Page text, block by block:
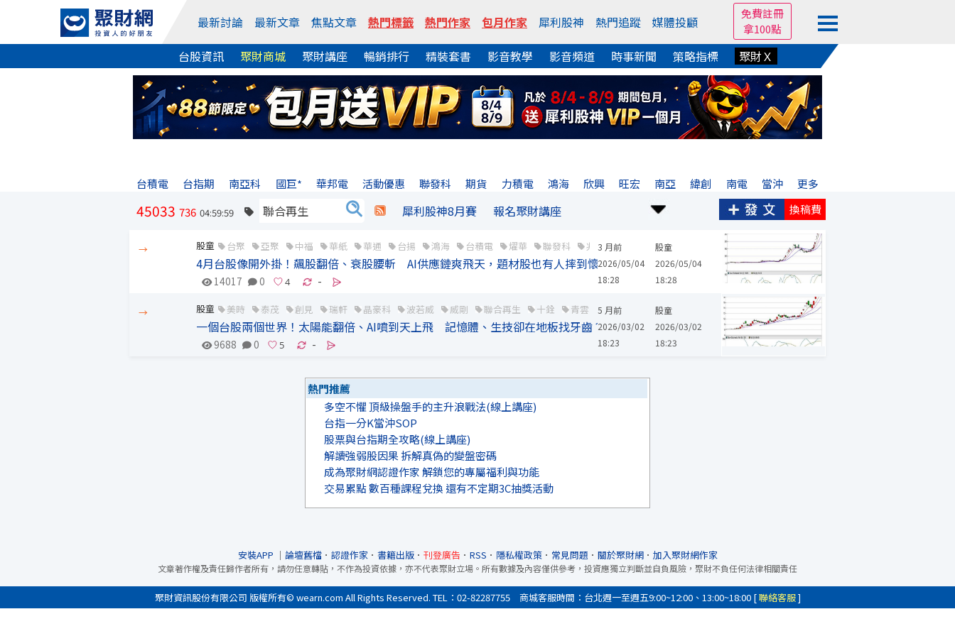
最新討論 最新文章 焦點文章 熱門標籤 熱門作家 包月作家 犀利股神 熱門追蹤 媒體投顧
免費註冊
拿100點
台股資訊 聚財商城 聚財講座 暢銷排行 精裝套書 影音教學 影音頻道 時事新聞 策略指標 聚財Ｘ
台積電 台指期 南亞科 國巨* 華邦電 活動優惠 聯發科 期貨 力積電 鴻海 欣興 旺宏 南亞 緯創 南電 當沖 更多
45033 736 04:59:59 犀利股神8月賽 報名聚財講座 換稿費
→ 股童 台聚 亞聚 中福 華紙 華通 台揚 鴻海 台積電 燿華 聯發科 兆赫 一詮 欣興 大量 太普高
3 月前
2026/05/04
18:28
4月台股像開外掛！飆股翻倍、衰股腰斬 AI供應鏈爽飛天，題材股也有人摔到懷疑人生
14017 0 -
股童
2026/05/04
18:28
→ 股童 美時 泰茂 創見 瑞軒 晶豪科 波若威 威剛 聯合再生 十銓 青雲 德宏 保瑞 品安
5 月前
2026/03/02
18:23
一個台股兩個世界！太陽能翻倍、AI噴到天上飛 記憶體、生技卻在地板找牙齒？
9688 0 -
股童
2026/03/02
18:23
熱門推薦
多空不懼 頂級操盤手的主升浪戰法(線上講座)
台指一分K當沖SOP
股票與台指期全攻略(線上講座)
解讀強弱股因果 拆解真偽的變盤密碼
成為聚財網認證作家 解鎖您的專屬福利與功能
交易累點 數百種課程兌換 還有不定期3C抽獎活動
安裝APP ｜ 論壇舊檔． 認證作家． 書籍出版． 刊登廣告 ． RSS ． 隱私權政策． 常見問題 ． 關於聚財網． 加入聚財網作家
文章著作權及責任歸作者所有，請勿任意轉貼，不作為投資依據，亦不代表聚財立場。所有數據及內容僅供參考，投資應獨立判斷並自負風險，聚財不負任何法律相關責任
聚財資訊股份有限公司 版權所有© wearn.com All Rights Reserved. TEL：02-82287755 商城客服時間：台北週一至週五9:00~12:00、13:00~18:00 [聯絡客服]